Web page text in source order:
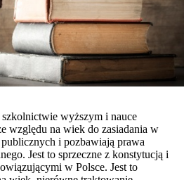
wyższym i nauce
względu na wiek do zasiadania w
i pozbawiają prawa
Jest to sprzeczne z konstytucją i
w Polsce. Jest to